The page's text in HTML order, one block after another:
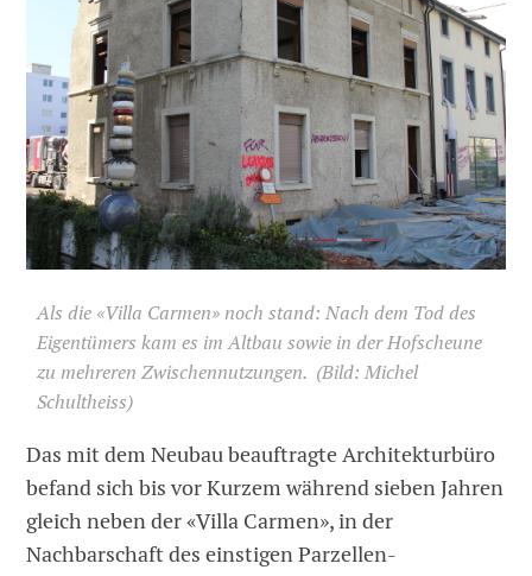
Als die «Villa Carmen» noch stand: Nach dem Tod des
Eigentümers kam es im Altbau sowie in der Hofscheune
zu mehreren Zwischennutzungen. (Bild: Michel
Schultheiss)
Das mit dem Neubau beauftragte Architekturbüro
befand sich bis vor Kurzem während sieben Jahren
gleich neben der «Villa Carmen», in der
Nachbarschaft des einstigen Parzellen-